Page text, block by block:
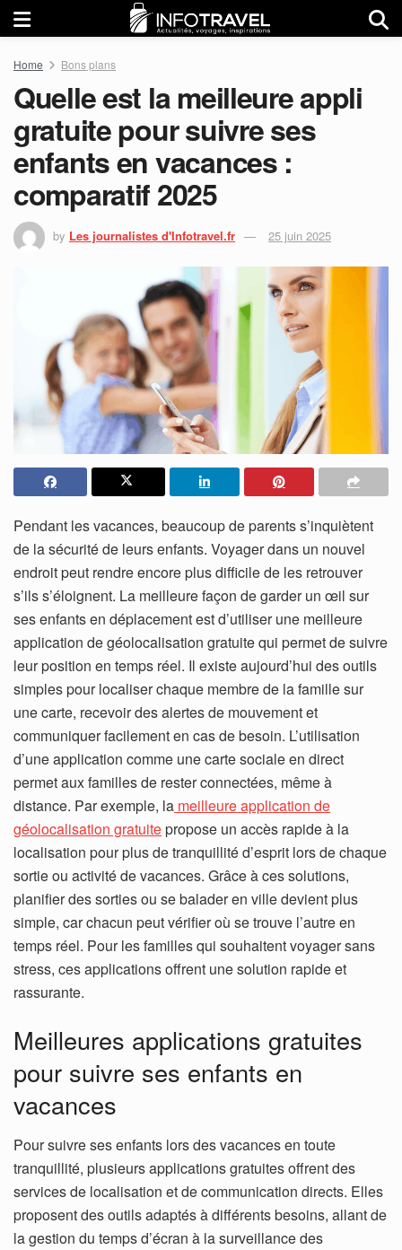
Home Bons plans
Quelle est la meilleure appli
gratuite pour suivre ses
enfants en vacances :
comparatif 2025
by Les journalistes d'Infotravel.fr 25 juin 2025
Pendant les vacances, beaucoup de parents s’inquiètent
de la sécurité de leurs enfants. Voyager dans un nouvel
endroit peut rendre encore plus difficile de les retrouver
s’ils s’éloignent. La meilleure façon de garder un œil sur
ses enfants en déplacement est d’utiliser une meilleure
application de géolocalisation gratuite qui permet de suivre
leur position en temps réel. Il existe aujourd’hui des outils
simples pour localiser chaque membre de la famille sur
une carte, recevoir des alertes de mouvement et
communiquer facilement en cas de besoin. L’utilisation
d’une application comme une carte sociale en direct
permet aux familles de rester connectées, même à
distance. Par exemple, la meilleure application de
géolocalisation gratuitepropose un accès rapide à la
localisation pour plus de tranquillité d’esprit lors de chaque
sortie ou activité de vacances. Grâce à ces solutions,
planifier des sorties ou se balader en ville devient plus
simple, car chacun peut vérifier où se trouve l’autre en
temps réel. Pour les familles qui souhaitent voyager sans
stress, ces applications offrent une solution rapide et
rassurante.
Meilleures applications gratuites
pour suivre ses enfants en
vacances
Pour suivre ses enfants lors des vacances en toute
tranquillité, plusieurs applications gratuites offrent des
services de localisation et de communication directs. Elles
proposent des outils adaptés à différents besoins, allant de
la gestion du temps d’écran à la surveillance des